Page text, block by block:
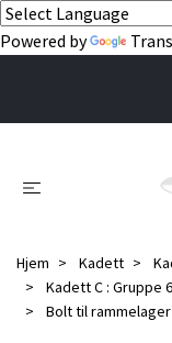
Powered by
Hjem Kadett
Kadett C : Gruppe
Bolt til rammelager